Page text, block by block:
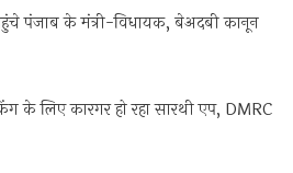
पंजाब के मंत्री-विधायक, बेअदबी कानून
के लिए कारगर हो रहा सारथी एप, DMRC